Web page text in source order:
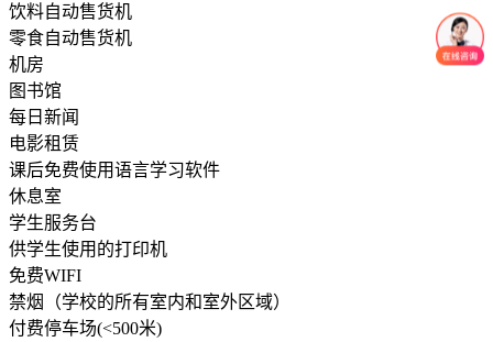
饮料自动售货机
零食自动售货机
机房
图书馆
每日新闻
电影租赁
课后免费使用语言学习软件
休息室
学生服务台
供学生使用的打印机
免费WIFI
禁烟（学校的所有室内和室外区域）
付费停车场(<500米)